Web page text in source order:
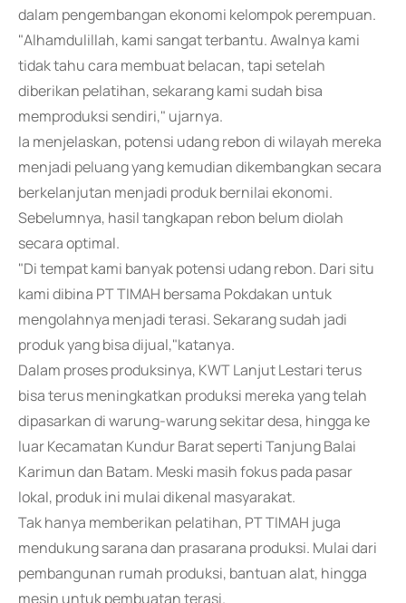
dalam pengembangan ekonomi kelompok perempuan.
"Alhamdulillah, kami sangat terbantu. Awalnya kami
tidak tahu cara membuat belacan, tapi setelah
diberikan pelatihan, sekarang kami sudah bisa
memproduksi sendiri," ujarnya.
Ia menjelaskan, potensi udang rebon di wilayah mereka
menjadi peluang yang kemudian dikembangkan secara
berkelanjutan menjadi produk bernilai ekonomi.
Sebelumnya, hasil tangkapan rebon belum diolah
secara optimal.
"Di tempat kami banyak potensi udang rebon. Dari situ
kami dibina PT TIMAH bersama Pokdakan untuk
mengolahnya menjadi terasi. Sekarang sudah jadi
produk yang bisa dijual,"katanya.
Dalam proses produksinya, KWT Lanjut Lestari terus
bisa terus meningkatkan produksi mereka yang telah
dipasarkan di warung-warung sekitar desa, hingga ke
luar Kecamatan Kundur Barat seperti Tanjung Balai
Karimun dan Batam. Meski masih fokus pada pasar
lokal, produk ini mulai dikenal masyarakat.
Tak hanya memberikan pelatihan, PT TIMAH juga
mendukung sarana dan prasarana produksi. Mulai dari
pembangunan rumah produksi, bantuan alat, hingga
mesin untuk pembuatan terasi.